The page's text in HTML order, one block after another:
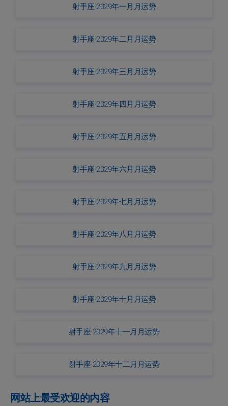
射手座·2029年一月月运势
射手座·2029年二月月运势
射手座·2029年三月月运势
射手座·2029年四月月运势
射手座·2029年五月月运势
射手座·2029年六月月运势
射手座·2029年七月月运势
射手座·2029年八月月运势
射手座·2029年九月月运势
射手座·2029年十月月运势
射手座·2029年十一月月运势
射手座·2029年十二月月运势
网站上最受欢迎的内容